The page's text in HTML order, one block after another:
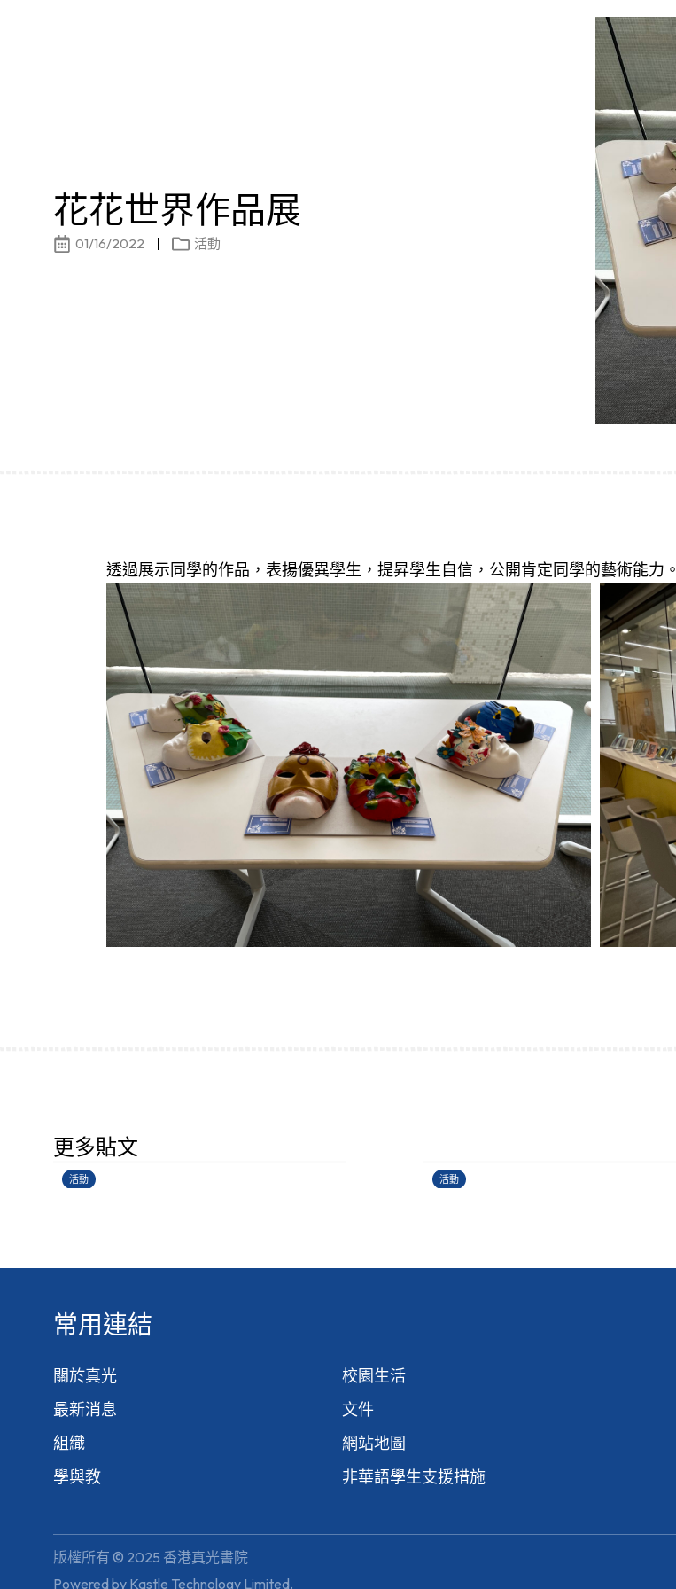
花花世界作品展
01/16/2022 活動
透過展示同學的作品，表揚優異學生，提昇學生自信，公開肯定同學的藝術能力。
更多貼文
活動
28/06/2026
活動
常用連結
關於真光
最新消息
組織
學與教
校園生活
文件
網站地圖
非華語學生支援措施
版權所有 © 2025 香港真光書院
Powered by Kastle Technology Limited.